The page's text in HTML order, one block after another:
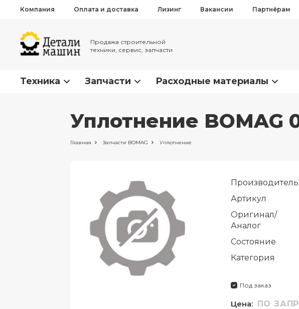
Компания Оплата и доставка Лизинг Вакансии Партнёрам
Продажа строительной
техники, сервис, запчасти
Техника Запчасти Расходные материалы
Уплотнение BOMAG
Главная Запчасти BOMAG Уплотнение
Производитель
Артикул
Оригинал/
Аналог
Состояние
Категория
Под заказ
Цена: ПО